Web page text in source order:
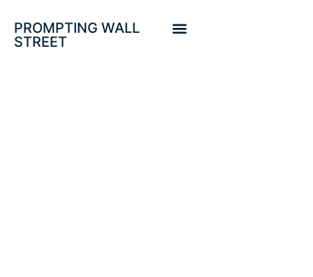
PROMPTING WALL
STREET